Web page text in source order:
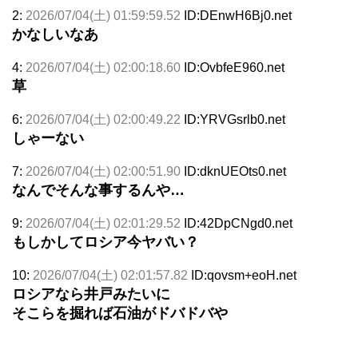
2: 2026/07/04(土) 01:59:59.52 ID:DEnwH6Bj0.net
かなしいなあ
4: 2026/07/04(土) 02:00:18.60 ID:OvbfeE960.net
草
6: 2026/07/04(土) 02:00:49.22 ID:YRVGsrlb0.net
しゃーない
7: 2026/07/04(土) 02:00:51.90 ID:dknUEOts0.net
なんでそんな事するんや…
9: 2026/07/04(土) 02:01:29.52 ID:42DpCNgd0.net
もしかしてロシア今ヤバい？
10: 2026/07/04(土) 02:01:57.82 ID:qovsm+eoH.net
ロシアなら井戸みたいに
そこらを掘れば石油がドバドバや